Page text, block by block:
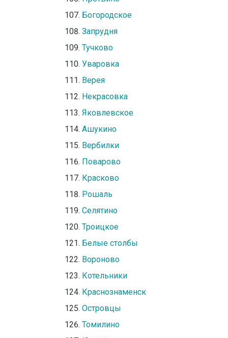
Богородское
Запрудня
Тучково
Уваровка
Верея
Некрасовка
Яковлевское
Ашукино
Вербилки
Поварово
Красково
Рошаль
Селятино
Троицкое
Белые столбы
Вороново
Котельники
Краснознаменск
Островцы
Томилино